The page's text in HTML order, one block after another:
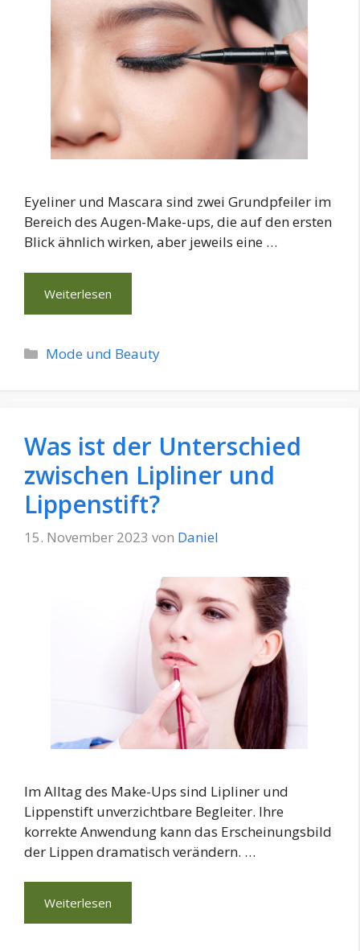
Eyeliner und Mascara sind zwei Grundpfeiler im
Bereich des Augen-Make-ups, die auf den ersten
Blick ähnlich wirken, aber jeweils eine …
Weiterlesen
Kategorien
Mode und Beauty
Was ist der Unterschied
zwischen Lipliner und
Lippenstift?
15. November 2023 von Daniel
Im Alltag des Make-Ups sind Lipliner und
Lippenstift unverzichtbare Begleiter. Ihre
korrekte Anwendung kann das Erscheinungsbild
der Lippen dramatisch verändern. …
Weiterlesen